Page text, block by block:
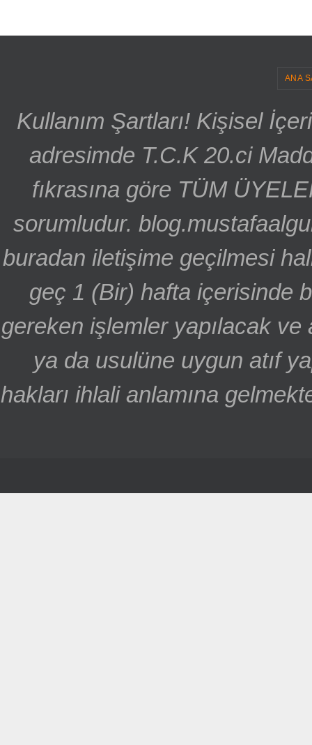
ANA
Kullanım Şartları! Kişisel
adresimde T.C.K 20.ci
fıkrasına göre TÜM
sorumludur.
buradan iletişime geçilmesi
geç 1 (Bir) hafta içerisinde
gereken işlemler yapılacak ve
ya da usulüne uygun atıf
hakları ihlali anlamına